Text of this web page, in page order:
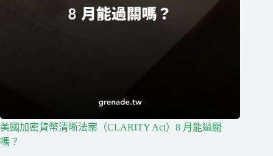
美國加密貨幣清晰法案（CLARITY Act）8 月能過關
嗎？